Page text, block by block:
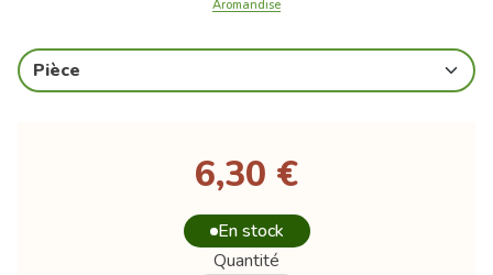
Aromandise
Pièce
6,30 €
En stock
Quantité